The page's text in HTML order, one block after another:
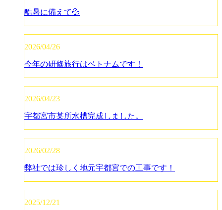
酷暑に備えて💦
2026/04/26
今年の研修旅行はベトナムです！
2026/04/23
宇都宮市某所水槽完成しました。
2026/02/28
弊社では珍しく地元宇都宮での工事です！
2025/12/21